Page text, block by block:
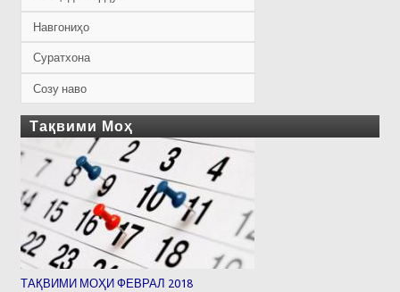
Навгониҳо
Суратхона
Созу наво
Тақвими Моҳ
ТАҚВИМИ МОҲИ ФЕВРАЛ 2018